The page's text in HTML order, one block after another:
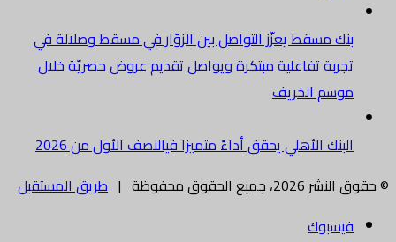
بنك مسقط يعزّز التواصل بين الزوّار في مسقط وصلالة في
تجربة تفاعلية مبتكرة ويواصل تقديم عروض حصريّة خلال
موسم الخريف
البنك الأهلي يحقق أداءً متميزا فيالنصف الأول من 2026
© حقوق النشر 2026، جميع الحقوق محفوظة |
طريق المستقبل
فيسبوك